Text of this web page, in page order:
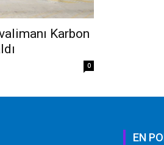
Karbon
0
EN